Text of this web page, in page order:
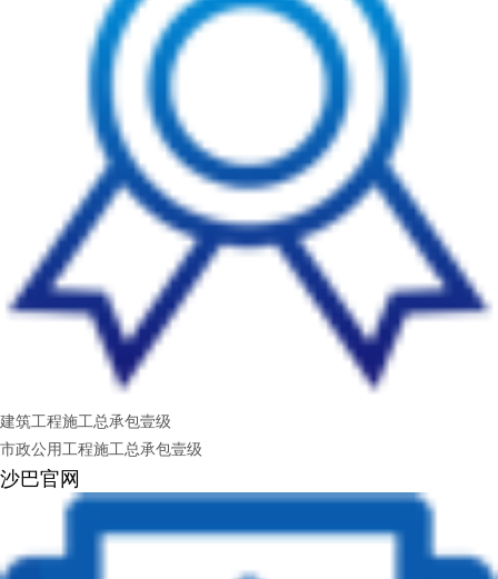
建筑工程施工总承包壹级
市政公用工程施工总承包壹级
沙巴官网